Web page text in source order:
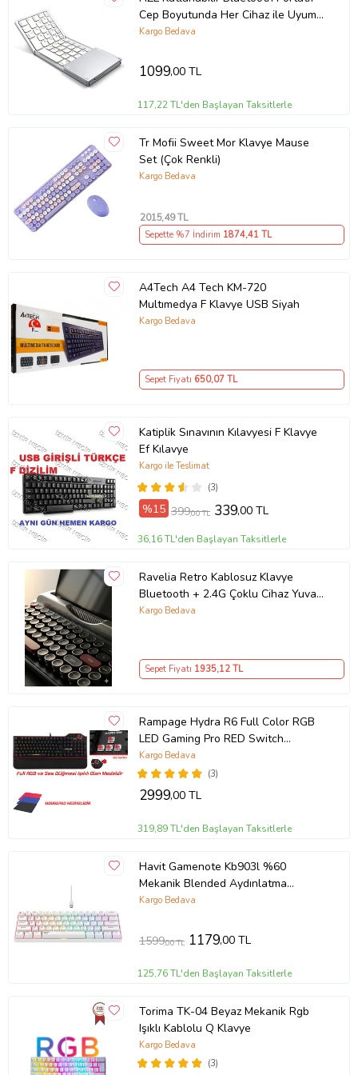
Everest Rampage Hydra R6 Siyah USB RGB Aydınlatmalı Gaming
Pro Q Multimedia Mekanik Klavye ;Klavyemizde " Mechanical
Switch Content Blue " kullandık. 50 Milyon tuş ömrü ile uzun
sunar. Kendi klasmanındakibirçok klavyeden
Everest Rampage Hydra R6 Siyah USB RGB Aydınlatmalı Gaming
Pro Q Multimedia Mekanik Klavye ;Manyetik ayarlanabilir kol
desteği sayesinde isteğinize uygun şekilde ister kol destekli
isterseniz kol desteği olmadan rahatlıkla kulanabilirsiniz.
kcm50383440
Cep Boyutunda Her Cihaz ile Uyumlu
Kompakt Klavye
Kargo Bedava
1099,00 TL
117,22 TL'den Başlayan Taksitlerle
Tr Mofii Sweet Mor Klavye Mause
Set (Çok Renkli)
Kargo Bedava
2015,49 TL
Sepette %7 İndirim 1874,41 TL
A4Tech A4 Tech KM-720
Multımedya F Klavye USB Siyah
Kargo Bedava
Sepet Fiyatı 650,07 TL
Katiplik Sınavının Kılavyesi F Klavye
Ef Kılavye
(3)
Kargo ile Teslimat
%15 399,00 TL 339,00 TL
36,16 TL'den Başlayan Taksitlerle
Ravelia Retro Kablosuz Klavye
Bluetooth + 2.4G Çoklu Cihaz Yuvalı
Pembe Siyah
Kargo Bedava
Sepet Fiyatı 1935,12 TL
Rampage Hydra R6 Full Color RGB
LED Gaming Pro RED Switch
Aluminy
(3)
Kargo Bedava
2999,00 TL
319,89 TL'den Başlayan Taksitlerle
Havit Gamenote Kb903l %60
Mekanik Blended Aydınlatma
Oyuncu Klavyesi - 61 Tuş - Red
Kargo Bedava
1599,00 TL 1179,00 TL
125,76 TL'den Başlayan Taksitlerle
Torima TK-04 Beyaz Mekanik Rgb
Işıklı Kablolu Q Klavye
(3)
Kargo Bedava